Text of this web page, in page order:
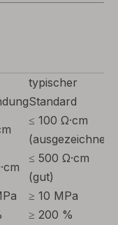
typischer
Standard
≤ 100 Ω·cm
(ausgezeichnet)
≤ 500 Ω·cm
(gut)
≥ 10 MPa
≥ 200 %